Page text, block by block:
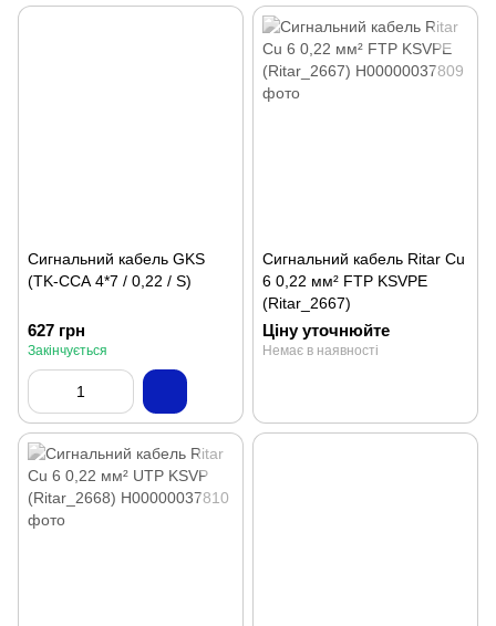
Сигнальний кабель GKS
(TK-ССА 4*7 / 0,22 / S)
627 грн
Закінчується
Сигнальний кабель Ritar Cu
6 0,22 мм² FTP KSVPE
(Ritar_2667)
Ціну уточнюйте
Немає в наявності